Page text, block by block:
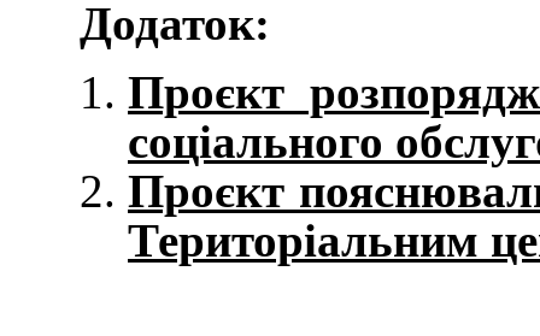
Додаток:
Проєкт
соціального
Проєкт
Територіальним